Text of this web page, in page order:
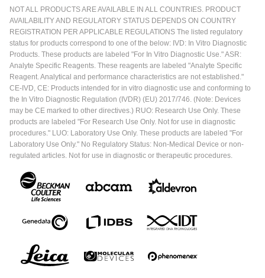
NOT ALL PRODUCTS ARE AVAILABLE IN ALL COUNTRIES. PRODUCT
AVAILABILITY AND REGULATORY STATUS DEPENDS ON COUNTRY
REGISTRATION PER APPLICABLE REGULATIONS The listed regulatory
status for products correspond to one of the below: IVD: In Vitro Diagnostic
Products. These products are labeled "For In Vitro Diagnostic Use." ASR:
Analyte Specific Reagents. These reagents are labeled "Analyte Specific
Reagent. Analytical and performance characteristics are not established."
CE-IVD, CE: Products intended for in vitro diagnostic use and conforming to
the In Vitro Diagnostic Regulation (IVDR) (EU) 2017/746. (Note: Devices
may be CE marked to other directives.) RUO: Research Use Only. These
products are labeled "For Research Use Only. Not for use in diagnostic
procedures." LUO: Laboratory Use Only. These products are labeled "For
Laboratory Use Only." No Regulatory Status: Non-Medical Device or non-
regulated articles. Not for use in diagnostic or therapeutic procedures.